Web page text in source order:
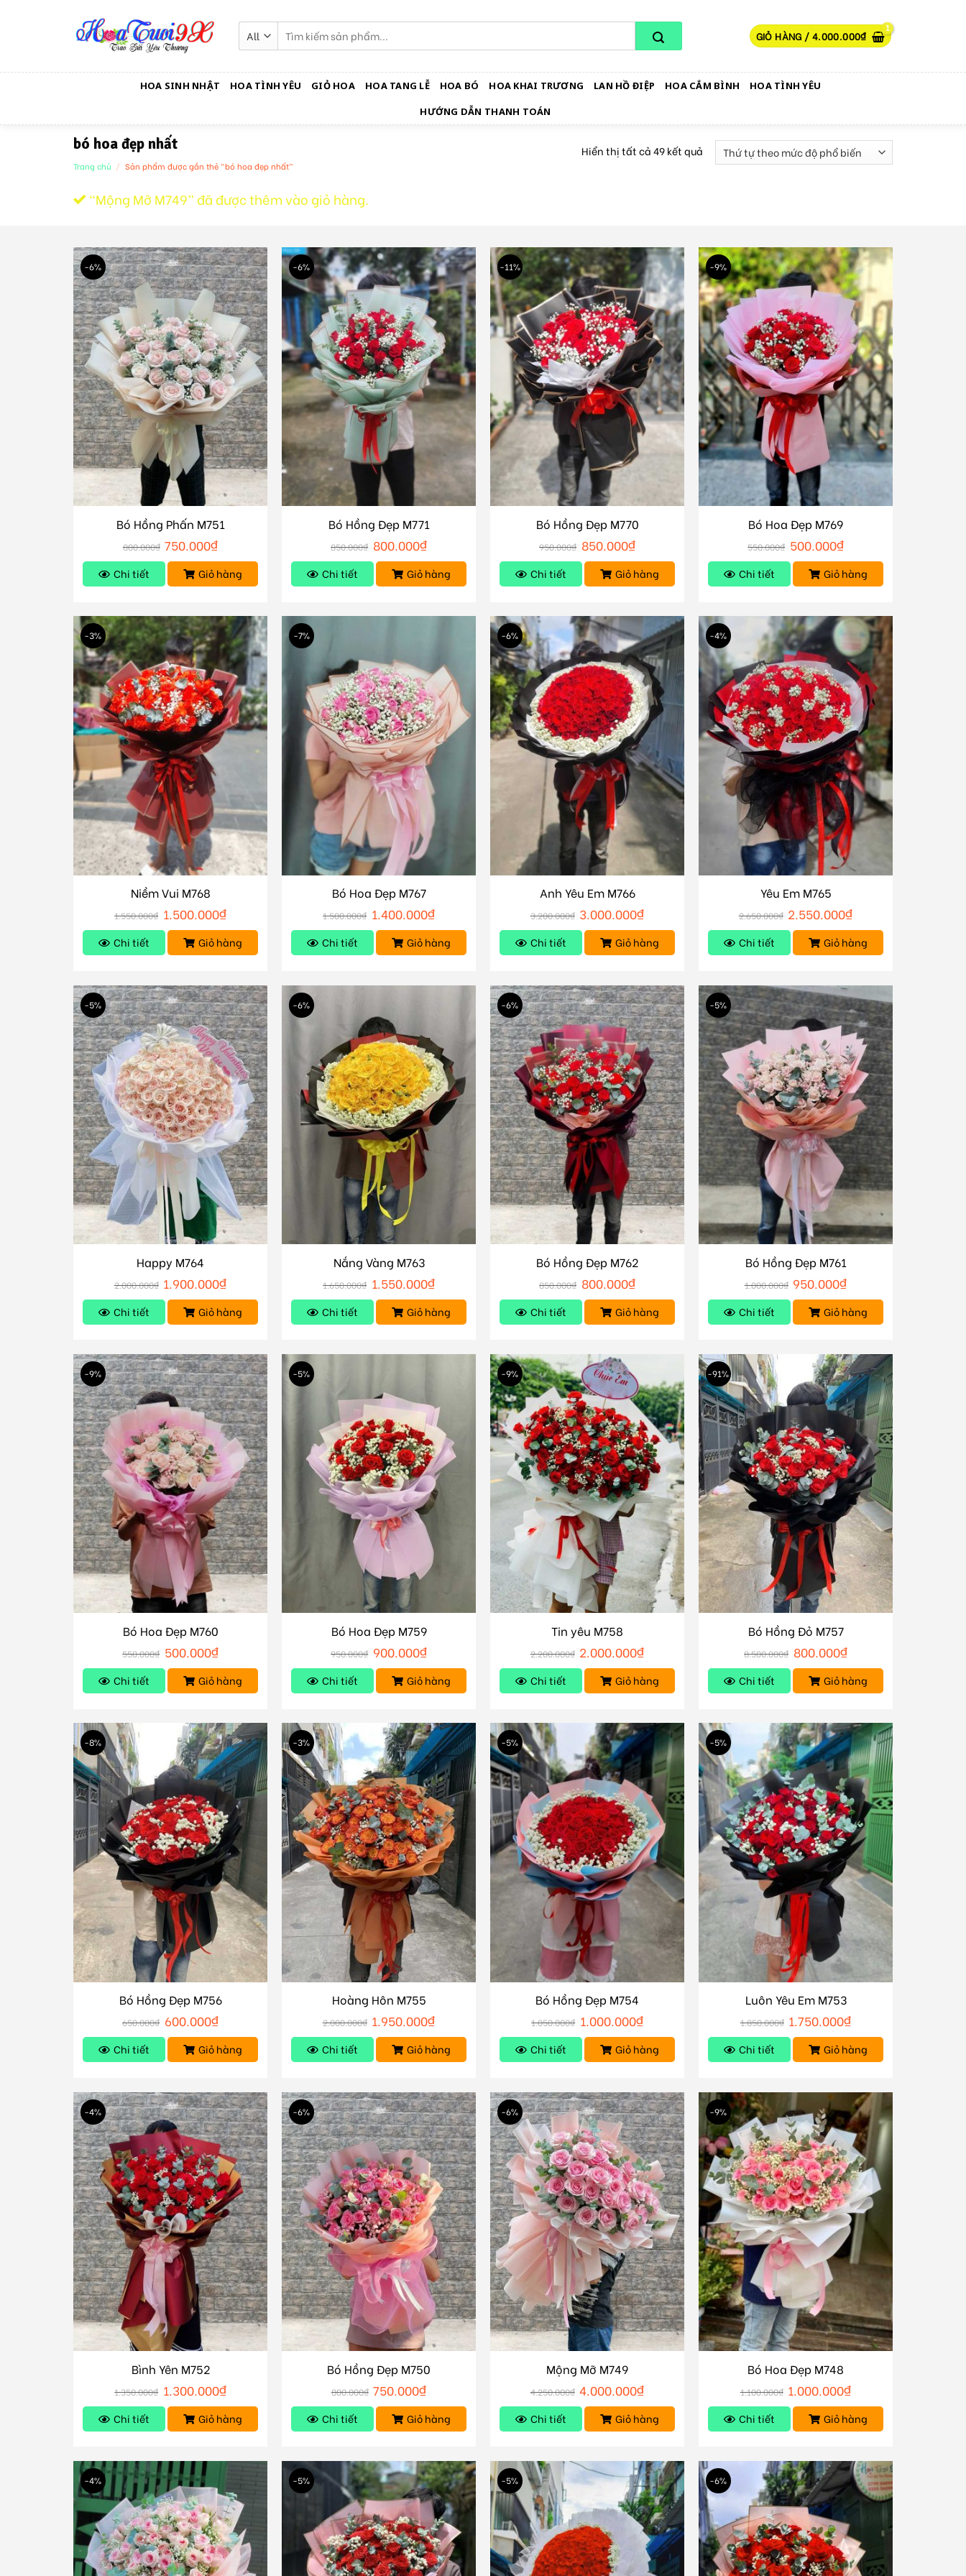
kiếm:
GIỎ HÀNG / 4.000.000₫
HOA SINH NHẬT HOA TÌNH YÊU GIỎ HOA HOA TANG LỄ HOA BÓ HOA KHAI TRƯƠNG LAN HỒ ĐIỆP HOA CẮM BÌNH
HOA TÌNH YÊU
HƯỚNG DẪN THANH TOÁN
bó hoa đẹp nhất
Trang chủ / Sản phẩm được gắn thẻ “bó hoa đẹp nhất”
Hiển thị tất cả 49 kết quả
“Mộng Mỡ M749” đã được thêm vào giỏ hàng.
-6%
Bó Hồng Phấn M751
800.000₫ 750.000₫
Chi tiết Giỏ hàng
-6%
Bó Hồng Đẹp M771
850.000₫ 800.000₫
Chi tiết Giỏ hàng
-11%
Bó Hồng Đẹp M770
950.000₫ 850.000₫
Chi tiết Giỏ hàng
-9%
Bó Hoa Đẹp M769
550.000₫ 500.000₫
Chi tiết Giỏ hàng
-3%
Niềm Vui M768
1.550.000₫ 1.500.000₫
Chi tiết Giỏ hàng
-7%
Bó Hoa Đẹp M767
1.500.000₫ 1.400.000₫
Chi tiết Giỏ hàng
-6%
Anh Yêu Em M766
3.200.000₫ 3.000.000₫
Chi tiết Giỏ hàng
-4%
Yêu Em M765
2.650.000₫ 2.550.000₫
Chi tiết Giỏ hàng
-5%
Happy M764
2.000.000₫ 1.900.000₫
Chi tiết Giỏ hàng
-6%
Nắng Vàng M763
1.650.000₫ 1.550.000₫
Chi tiết Giỏ hàng
-6%
Bó Hồng Đẹp M762
850.000₫ 800.000₫
Chi tiết Giỏ hàng
-5%
Bó Hồng Đẹp M761
1.000.000₫ 950.000₫
Chi tiết Giỏ hàng
-9%
Bó Hoa Đẹp M760
550.000₫ 500.000₫
Chi tiết Giỏ hàng
-5%
Bó Hoa Đẹp M759
950.000₫ 900.000₫
Chi tiết Giỏ hàng
-9%
Tin yêu M758
2.200.000₫ 2.000.000₫
Chi tiết Giỏ hàng
-91%
Bó Hồng Đỏ M757
8.500.000₫ 800.000₫
Chi tiết Giỏ hàng
-8%
Bó Hồng Đẹp M756
650.000₫ 600.000₫
Chi tiết Giỏ hàng
-3%
Hoàng Hôn M755
2.000.000₫ 1.950.000₫
Chi tiết Giỏ hàng
-5%
Bó Hồng Đẹp M754
1.050.000₫ 1.000.000₫
Chi tiết Giỏ hàng
-5%
Luôn Yêu Em M753
1.850.000₫ 1.750.000₫
Chi tiết Giỏ hàng
-4%
Bình Yên M752
1.350.000₫ 1.300.000₫
Chi tiết Giỏ hàng
-6%
Bó Hồng Đẹp M750
800.000₫ 750.000₫
Chi tiết Giỏ hàng
-6%
Mộng Mỡ M749
4.250.000₫ 4.000.000₫
Chi tiết Giỏ hàng
-9%
Bó Hoa Đẹp M748
1.100.000₫ 1.000.000₫
Chi tiết Giỏ hàng
-4% -5% -5% -6%